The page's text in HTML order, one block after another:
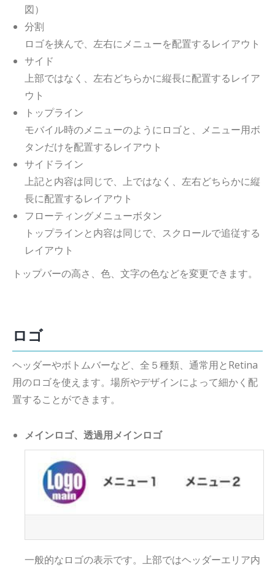
図）
分割
ロゴを挟んで、左右にメニューを配置するレイアウト
サイド
上部ではなく、左右どちらかに縦長に配置するレイア
ウト
トップライン
モバイル時のメニューのようにロゴと、メニュー用ボ
タンだけを配置するレイアウト
サイドライン
上記と内容は同じで、上ではなく、左右どちらかに縦
長に配置するレイアウト
フローティングメニューボタン
トップラインと内容は同じで、スクロールで追従する
レイアウト
トップバーの高さ、色、文字の色などを変更できます。
ロゴ
ヘッダーやボトムバーなど、全５種類、通常用とRetina
用のロゴを使えます。場所やデザインによって細かく配
置することができます。
メインロゴ、透過用メインロゴ
一般的なロゴの表示です。上部ではヘッダーエリア内